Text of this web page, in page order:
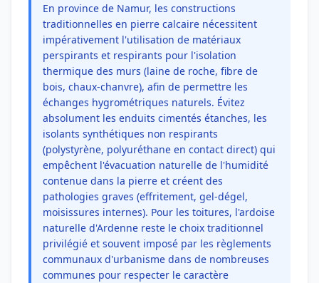
En province de Namur, les constructions
traditionnelles en pierre calcaire nécessitent
impérativement l'utilisation de matériaux
perspirants et respirants pour l'isolation
thermique des murs (laine de roche, fibre de
bois, chaux-chanvre), afin de permettre les
échanges hygrométriques naturels. Évitez
absolument les enduits cimentés étanches, les
isolants synthétiques non respirants
(polystyrène, polyuréthane en contact direct) qui
empêchent l'évacuation naturelle de l'humidité
contenue dans la pierre et créent des
pathologies graves (effritement, gel-dégel,
moisissures internes). Pour les toitures, l'ardoise
naturelle d'Ardenne reste le choix traditionnel
privilégié et souvent imposé par les règlements
communaux d'urbanisme dans de nombreuses
communes pour respecter le caractère